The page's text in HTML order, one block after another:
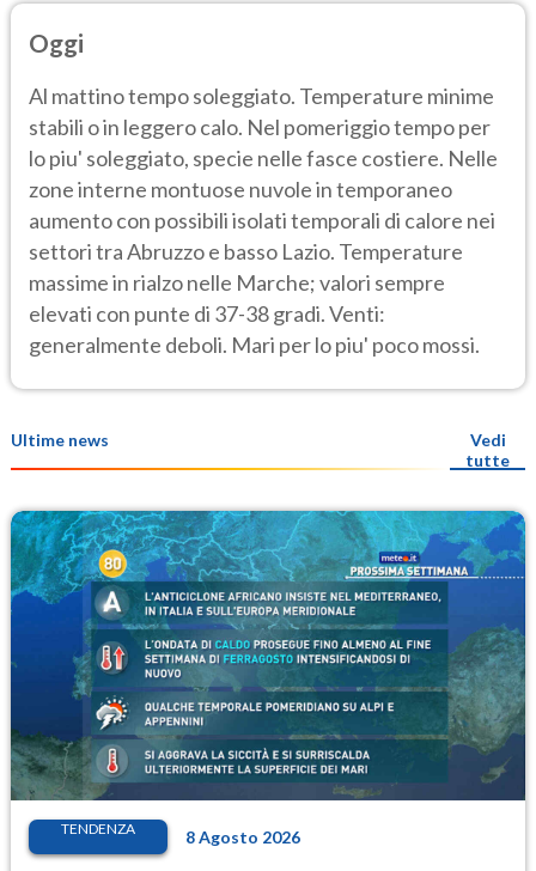
Oggi
Al mattino tempo soleggiato. Temperature minime
stabili o in leggero calo. Nel pomeriggio tempo per
lo piu' soleggiato, specie nelle fasce costiere. Nelle
zone interne montuose nuvole in temporaneo
aumento con possibili isolati temporali di calore nei
settori tra Abruzzo e basso Lazio. Temperature
massime in rialzo nelle Marche; valori sempre
elevati con punte di 37-38 gradi. Venti:
generalmente deboli. Mari per lo piu' poco mossi.
Ultime news
Vedi
tutte
TENDENZA 8 Agosto 2026